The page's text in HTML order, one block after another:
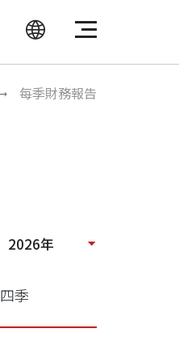
每季財務報告
2026年
季